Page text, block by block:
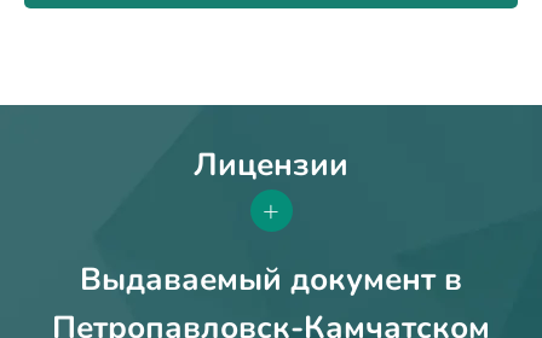
Лицензии
+
Выдаваемый документ в
Петропавловск-Камчатском